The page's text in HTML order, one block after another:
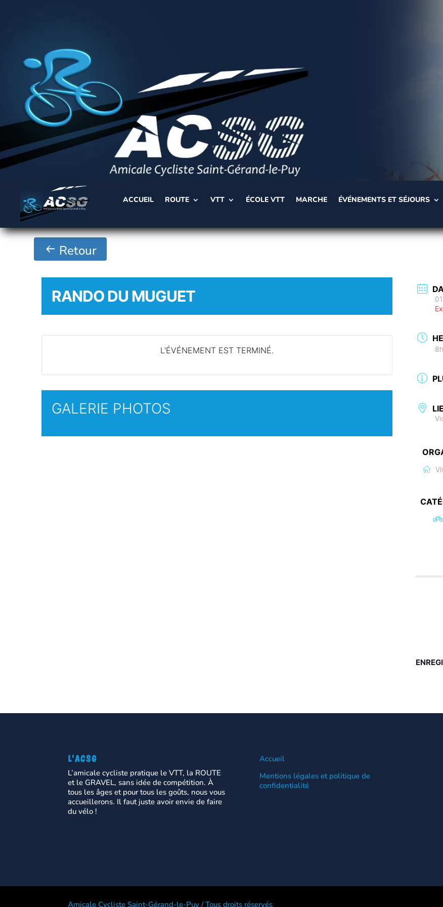
ACCUEIL ROUTE VTT ÉCOLE VTT MARCHE ÉVÉNEMENTS ET SÉJOURS
Retour
RANDO DU MUGUET
L'ÉVÉNEMENT EST TERMINÉ.
GALERIE PHOTOS
L’ACSG
L’amicale cycliste pratique le VTT, la ROUTE
et le GRAVEL, sans idée de compétition. À
tous les âges et pour tous les goûts, nous vous
accueillerons. Il faut juste avoir envie de faire
du vélo !
Accueil
Mentions légales et politique de
confidentialité
Amicale Cycliste Saint-Gérand-le-Puy / Tous droits réservés